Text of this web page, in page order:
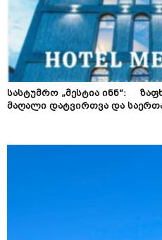
სასტუმრო „მესტია ინნ“:
მაღალი დატვირთვა და